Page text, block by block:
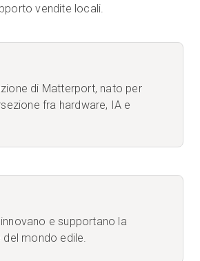
vendite locali.
di Matterport, nato per
fra hardware, IA e
e supportano la
del mondo edile.